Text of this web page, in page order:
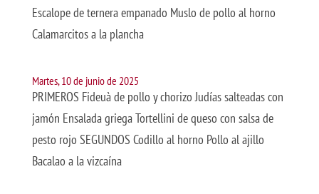
Escalope de ternera empanado Muslo de pollo al horno
Calamarcitos a la plancha
Martes, 10 de junio de 2025
PRIMEROS Fideuà de pollo y chorizo Judías salteadas con
jamón Ensalada griega Tortellini de queso con salsa de
pesto rojo SEGUNDOS Codillo al horno Pollo al ajillo
Bacalao a la vizcaína